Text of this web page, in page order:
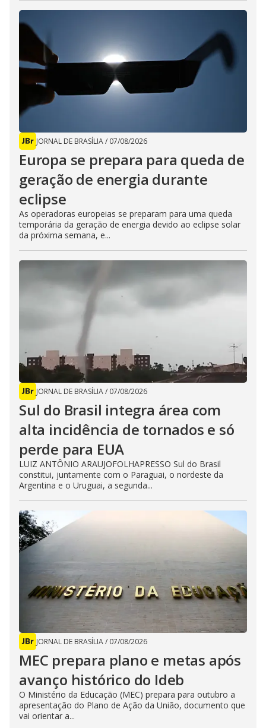
JORNAL DE BRASÍLIA/ 07/08/2026
Europa se prepara para queda de
geração de energia durante
eclipse
As operadoras europeias se preparam para uma queda
temporária da geração de energia devido ao eclipse solar
da próxima semana, e...
JORNAL DE BRASÍLIA/ 07/08/2026
Sul do Brasil integra área com
alta incidência de tornados e só
perde para EUA
LUIZ ANTÔNIO ARAUJOFOLHAPRESSO Sul do Brasil
constitui, juntamente com o Paraguai, o nordeste da
Argentina e o Uruguai, a segunda...
JORNAL DE BRASÍLIA/ 07/08/2026
MEC prepara plano e metas após
avanço histórico do Ideb
O Ministério da Educação (MEC) prepara para outubro a
apresentação do Plano de Ação da União, documento que
vai orientar a...